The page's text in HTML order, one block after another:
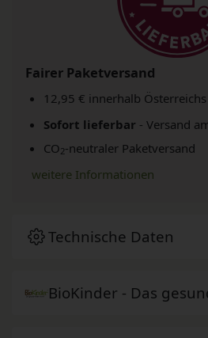
Fairer Paketversand
12,95 € innerhalb Österreichs
Sofort lieferbar - Versand
CO2-neutraler Paketversand
weitere Informationen
Technische Daten
BioKinder - Das